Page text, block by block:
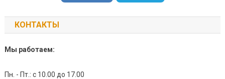
КОНТАКТЫ
Мы работаем:
Пн. - Пт.: с 10.00 до 17.00